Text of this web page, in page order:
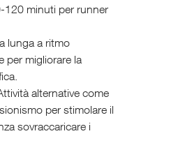
120 minuti per runner
lunga a ritmo
per migliorare la
alternative come
per stimolare il
sovraccaricare i